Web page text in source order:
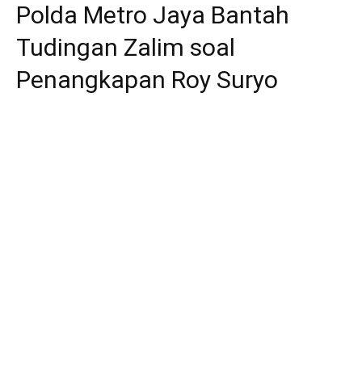
Polda Metro Jaya Bantah
Tudingan Zalim soal
Penangkapan Roy Suryo